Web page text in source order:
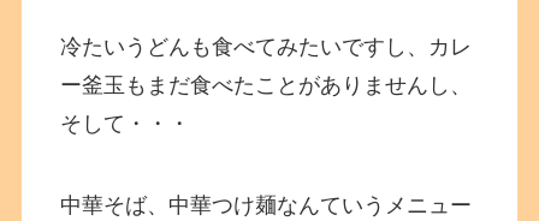
冷たいうどんも食べてみたいですし、カレ
ー釜玉もまだ食べたことがありませんし、
そして・・・
中華そば、中華つけ麺なんていうメニュー